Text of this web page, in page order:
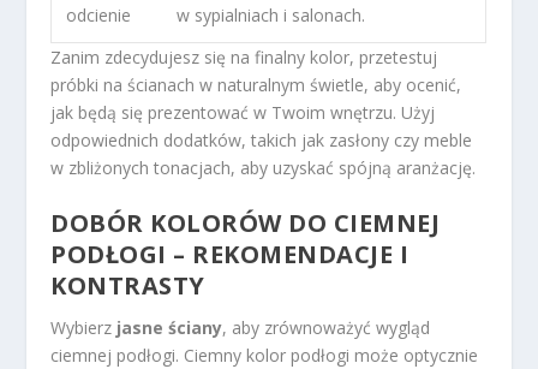
odcienie
w sypialniach i salonach.
Zanim zdecydujesz się na finalny kolor, przetestuj
próbki na ścianach w naturalnym świetle, aby ocenić,
jak będą się prezentować w Twoim wnętrzu. Użyj
odpowiednich dodatków, takich jak zasłony czy meble
w zbliżonych tonacjach, aby uzyskać spójną aranżację.
DOBÓR KOLORÓW DO CIEMNEJ
PODŁOGI – REKOMENDACJE I
KONTRASTY
Wybierz jasne ściany, aby zrównoważyć wygląd
ciemnej podłogi. Ciemny kolor podłogi może optycznie